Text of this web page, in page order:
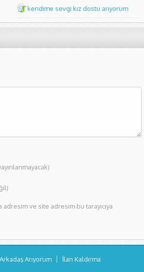
kendime sevgi kız dostu arıyorum
ve site adresim bu tarayıcıya
Arıyorum İlan Kaldırma